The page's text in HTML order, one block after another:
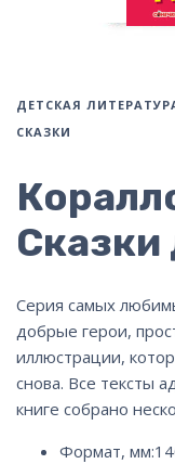
ДЕТСКАЯ
СКАЗКИ
Серия самых
добрые герои,
иллюстрации,
снова. Все тексты
книге собрано
Формат, мм: